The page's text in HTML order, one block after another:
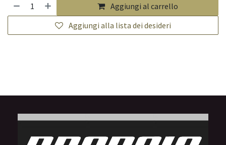
Aggiungi al carrello
Aggiungi alla lista dei desideri